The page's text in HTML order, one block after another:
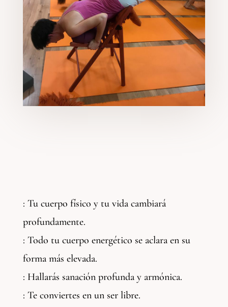
: Tu cuerpo físico y tu vida cambiará
profundamente.
: Todo tu cuerpo energético se aclara en su
forma más elevada.
: Hallarás sanación profunda y armónica.
: Te conviertes en un ser libre.